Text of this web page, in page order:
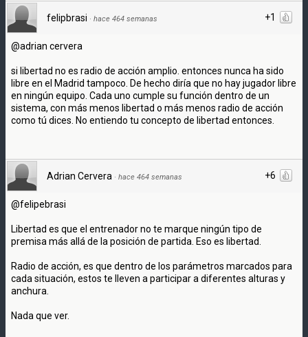
+1
felipbrasi · hace 464 semanas
@adrian cervera
si libertad no es radio de acción amplio. entonces nunca ha sido
libre en el Madrid tampoco. De hecho diría que no hay jugador libre
en ningún equipo. Cada uno cumple su función dentro de un
sistema, con más menos libertad o más menos radio de acción
como tú dices. No entiendo tu concepto de libertad entonces.
+6
Adrian Cervera · hace 464 semanas
@felipebrasi
Libertad es que el entrenador no te marque ningún tipo de
premisa más allá de la posición de partida. Eso es libertad.
Radio de acción, es que dentro de los parámetros marcados para
cada situación, estos te lleven a participar a diferentes alturas y
anchura.
Nada que ver.